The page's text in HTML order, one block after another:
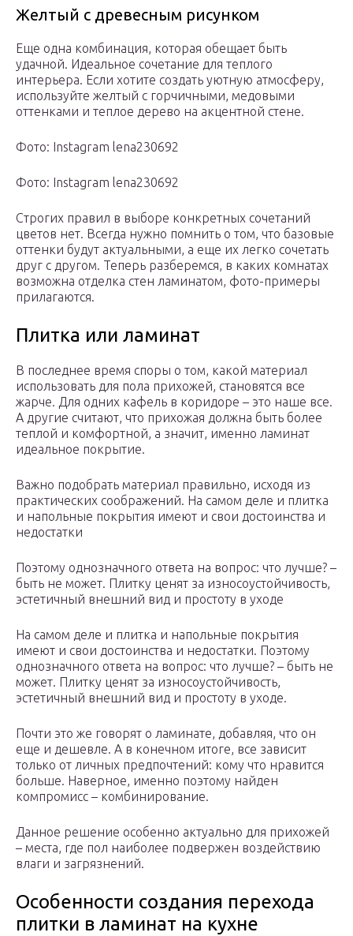
Желтый с древесным рисунком
Еще одна комбинация, которая обещает быть
удачной. Идеальное сочетание для теплого
интерьера. Если хотите создать уютную атмосферу,
используйте желтый с горчичными, медовыми
оттенками и теплое дерево на акцентной стене.
Фото: Instagram lena230692
Фото: Instagram lena230692
Строгих правил в выборе конкретных сочетаний
цветов нет. Всегда нужно помнить о том, что базовые
оттенки будут актуальными, а еще их легко сочетать
друг с другом. Теперь разберемся, в каких комнатах
возможна отделка стен ламинатом, фото-примеры
прилагаются.
Плитка или ламинат
В последнее время споры о том, какой материал
использовать для пола прихожей, становятся все
жарче. Для одних кафель в коридоре – это наше все.
А другие считают, что прихожая должна быть более
теплой и комфортной, а значит, именно ламинат
идеальное покрытие.
Важно подобрать материал правильно, исходя из
практических соображений. На самом деле и плитка
и напольные покрытия имеют и свои достоинства и
недостатки
Поэтому однозначного ответа на вопрос: что лучше? –
быть не может. Плитку ценят за износоустойчивость,
эстетичный внешний вид и простоту в уходе
На самом деле и плитка и напольные покрытия
имеют и свои достоинства и недостатки. Поэтому
однозначного ответа на вопрос: что лучше? – быть не
может. Плитку ценят за износоустойчивость,
эстетичный внешний вид и простоту в уходе.
Почти это же говорят о ламинате, добавляя, что он
еще и дешевле. А в конечном итоге, все зависит
только от личных предпочтений: кому что нравится
больше. Наверное, именно поэтому найден
компромисс – комбинирование.
Данное решение особенно актуально для прихожей
– места, где пол наиболее подвержен воздействию
влаги и загрязнений.
Особенности создания перехода
плитки в ламинат на кухне